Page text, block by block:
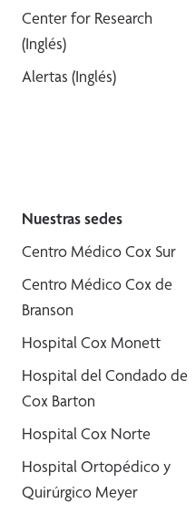
Center for Research
(Inglés)
Alertas (Inglés)
Nuestras sedes
Centro Médico Cox Sur
Centro Médico Cox de
Branson
Hospital Cox Monett
Hospital del Condado de
Cox Barton
Hospital Cox Norte
Hospital Ortopédico y
Quirúrgico Meyer